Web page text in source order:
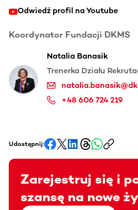
Odwiedź profil na Youtube
Koordynator Fundacji DKMS
Natalia Banasik
Trenerka Działu
+48 606 724 219
Udostępnij:
Zarejestruj się i
szansę na nowe